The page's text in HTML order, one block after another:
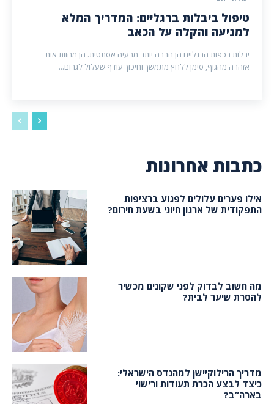
טיפול ביבלות ברגליים: המדריך המלא
למניעה והקלה על הכאב
יבלות בכפות הרגליים הן הרבה יותר מבעיה אסתטית. הן מהוות אות
אזהרה מהגוף, סימן ללחץ מתמשך וחיכוך עודף שעלול לגרום...
כתבות אחרונות
אילו פערים עלולים לפגוע ברציפות
התפקודית של ארגון חיוני בשעת חירום?
מה חשוב לבדוק לפני שקונים מכשיר
להסרת שיער לבית?
מדריך הרילוקיישן למהנדס הישראלי:
כיצד לבצע הכרת תעודות ורישוי
בארה”ב?